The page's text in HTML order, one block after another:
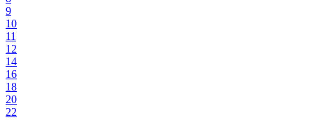
9
10
11
12
14
16
18
20
22